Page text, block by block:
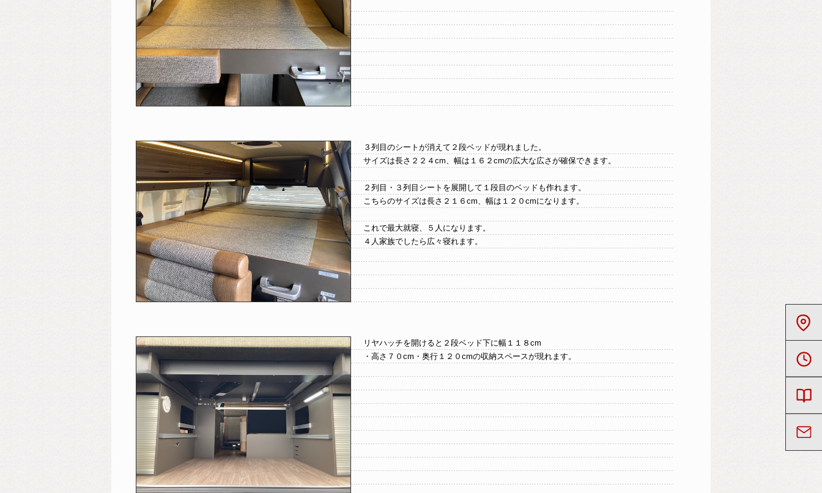
３列目のシートが消えて２段ベッドが現れました。
サイズは長さ２２４cm、幅は１６２cmの広大な広さが確保できます。
２列目・３列目シートを展開して１段目のベッドも作れます。
こちらのサイズは長さ２１６cm、幅は１２０cmになります。
これで最大就寝、５人になります。
４人家族でしたら広々寝れます。
リヤハッチを開けると２段ベッド下に幅１１８cm
・高さ７０cm・奥行１２０cmの収納スペースが現れます。